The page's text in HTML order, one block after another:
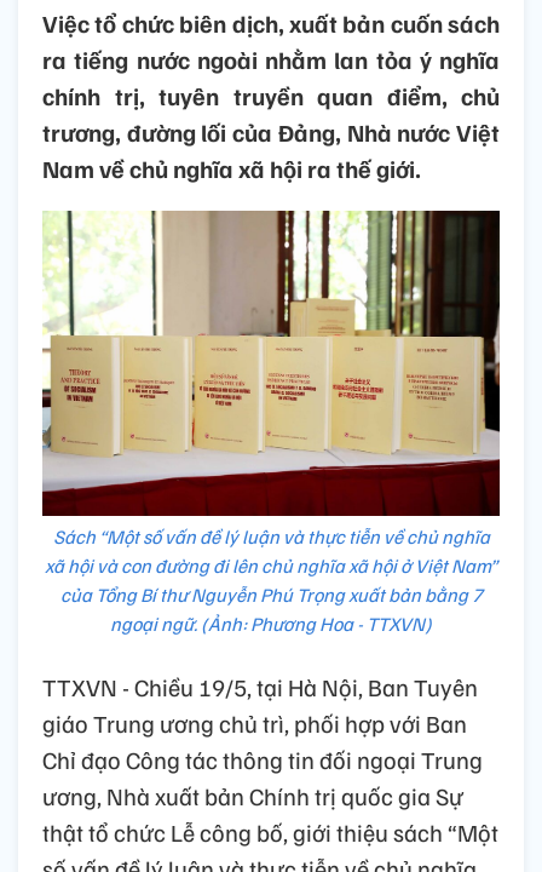
Việc tổ chức biên dịch, xuất bản cuốn sách
ra tiếng nước ngoài nhằm lan tỏa ý nghĩa
chính trị, tuyên truyền quan điểm, chủ
trương, đường lối của Đảng, Nhà nước Việt
Nam về chủ nghĩa xã hội ra thế giới.
Sách “Một số vấn đề lý luận và thực tiễn về chủ nghĩa
xã hội và con đường đi lên chủ nghĩa xã hội ở Việt Nam”
của Tổng Bí thư Nguyễn Phú Trọng xuất bản bằng 7
ngoại ngữ. (Ảnh: Phương Hoa - TTXVN)
TTXVN - Chiều 19/5, tại Hà Nội, Ban Tuyên
giáo Trung ương chủ trì, phối hợp với Ban
Chỉ đạo Công tác thông tin đối ngoại Trung
ương, Nhà xuất bản Chính trị quốc gia Sự
thật tổ chức Lễ công bố, giới thiệu sách “Một